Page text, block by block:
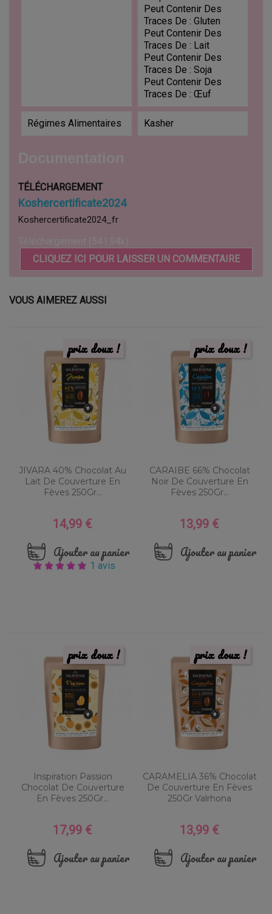
Peut Contenir Des
Traces De : Gluten
Peut Contenir Des
Traces De : Lait
Peut Contenir Des
Traces De : Soja
Peut Contenir Des
Traces De : Œuf
Régimes Alimentaires Kasher
TÉLÉCHARGEMENT
Koshercertificate2024
Koshercertificate2024_fr
CLIQUEZ ICI POUR LAISSER UN COMMENTAIRE
VOUS AIMEREZ AUSSI
JIVARA 40% Chocolat Au
Lait De Couverture En
Fèves 250Gr...
Prix
14,99 €
Ajouter au panier
1 avis
prix doux !
CARAIBE 66% Chocolat
Noir De Couverture En
Fèves 250Gr...
Prix
13,99 €
Ajouter au panier
prix doux !
Inspiration Passion
Chocolat De Couverture
En Fèves 250Gr...
Prix
17,99 €
Ajouter au panier
prix doux !
CARAMELIA 36% Chocolat
De Couverture En Fèves
250Gr Valrhona
Prix
13,99 €
Ajouter au panier
prix doux !